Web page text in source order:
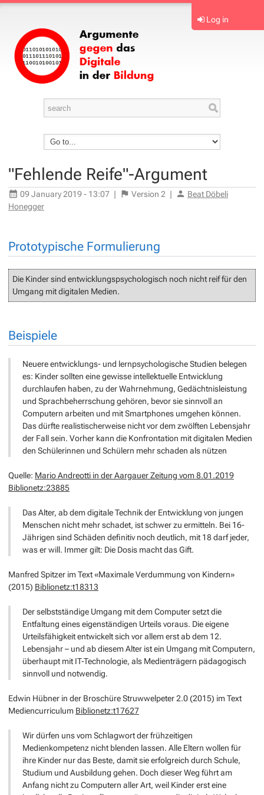
Log in
"Fehlende Reife"-Argument
09 January 2019 - 13:07 | Version 2 |
Beat Döbeli
Honegger
Prototypische Formulierung
Die Kinder sind entwicklungspsychologisch noch nicht reif für den
Umgang mit digitalen Medien.
Beispiele
Neuere entwicklungs- und lernpsychologische Studien belegen
es: Kinder sollten eine gewisse intellektuelle Entwicklung
durchlaufen haben, zu der Wahrnehmung, Gedächtnisleistung
und Sprachbeherrschung gehören, bevor sie sinnvoll an
Computern arbeiten und mit Smartphones umgehen können.
Das dürfte realistischerweise nicht vor dem zwölften Lebensjahr
der Fall sein. Vorher kann die Konfrontation mit digitalen Medien
den Schülerinnen und Schülern mehr schaden als nützen
Quelle: Mario Andreotti in der Aargauer Zeitung vom 8.01.2019
Biblionetz:23885
Das Alter, ab dem digitale Technik der Entwicklung von jungen
Menschen nicht mehr schadet, ist schwer zu ermitteln. Bei 16-
Jährigen sind Schäden definitiv noch deutlich, mit 18 darf jeder,
was er will. Immer gilt: Die Dosis macht das Gift.
Manfred Spitzer im Text «Maximale Verdummung von Kindern»
(2015) Biblionetz:t18313
Der selbstständige Umgang mit dem Computer setzt die
Entfaltung eines eigenständigen Urteils voraus. Die eigene
Urteilsfähigkeit entwickelt sich vor allem erst ab dem 12.
Lebensjahr – und ab diesem Alter ist ein Umgang mit Computern,
überhaupt mit IT-Technologie, als Medienträgern pädagogisch
sinnvoll und notwendig.
Edwin Hübner in der Broschüre Struwwelpeter 2.0 (2015) im Text
Mediencurriculum Biblionetz:t17627
Wir dürfen uns vom Schlagwort der frühzeitigen
Medienkompetenz nicht blenden lassen. Alle Eltern wollen für
ihre Kinder nur das Beste, damit sie erfolgreich durch Schule,
Studium und Ausbildung gehen. Doch dieser Weg führt am
Anfang nicht zu Computern aller Art, weil Kinder erst eine